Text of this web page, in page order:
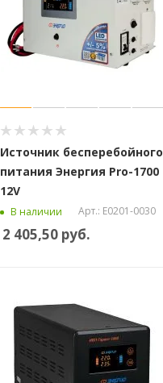
Источник бесперебойного
питания Энергия Pro-1700
12V
В наличии Арт.: Е0201-0030
2 405,50руб.